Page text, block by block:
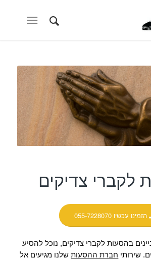
לקברי צדיקים
הזמינו עכשיו 055-7228070
בהסעות לקברי צדיקים, נוכל להסיע
שירותי חברת ההסעותשלנו מגיעים אל